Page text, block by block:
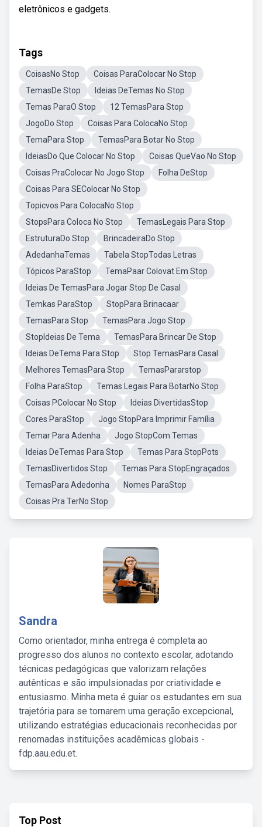
eletrônicos e gadgets.
Tags
CoisasNo Stop
Coisas ParaColocar No Stop
TemasDe Stop
Ideias DeTemas No Stop
Temas ParaO Stop
12 TemasPara Stop
JogoDo Stop
Coisas Para ColocaNo Stop
TemaPara Stop
TemasPara Botar No Stop
IdeiasDo Que Colocar No Stop
Coisas QueVao No Stop
Coisas PraColocar No Jogo Stop
Folha DeStop
Coisas Para SEColocar No Stop
Topicvos Para ColocaNo Stop
StopsPara Coloca No Stop
TemasLegais Para Stop
EstruturaDo Stop
BrincadeiraDo Stop
AdedanhaTemas
Tabela StopTodas Letras
Tópicos ParaStop
TemaPaar Colovat Em Stop
Ideias De TemasPara Jogar Stop De Casal
Temkas ParaStop
StopPara Brinacaar
TemasPara Stop
TemasPara Jogo Stop
StopIdeias De Tema
TemasPara Brincar De Stop
Ideias DeTema Para Stop
Stop TemasPara Casal
Melhores TemasPara Stop
TemasPararstop
Folha ParaStop
Temas Legais Para BotarNo Stop
Coisas PColocar No Stop
Ideias DivertidasStop
Cores ParaStop
Jogo StopPara Imprimir Família
Temar Para Adenha
Jogo StopCom Temas
Ideias DeTemas Para Stop
Temas Para StopPots
TemasDivertidos Stop
Temas Para StopEngraçados
TemasPara Adedonha
Nomes ParaStop
Coisas Pra TerNo Stop
Sandra
Como orientador, minha entrega é completa ao
progresso dos alunos no contexto escolar, adotando
técnicas pedagógicas que valorizam relações
autênticas e são impulsionadas por criatividade e
entusiasmo. Minha meta é guiar os estudantes em sua
trajetória para se tornarem uma geração excepcional,
utilizando estratégias educacionais reconhecidas por
renomadas instituições acadêmicas globais -
fdp.aau.edu.et.
Top Post